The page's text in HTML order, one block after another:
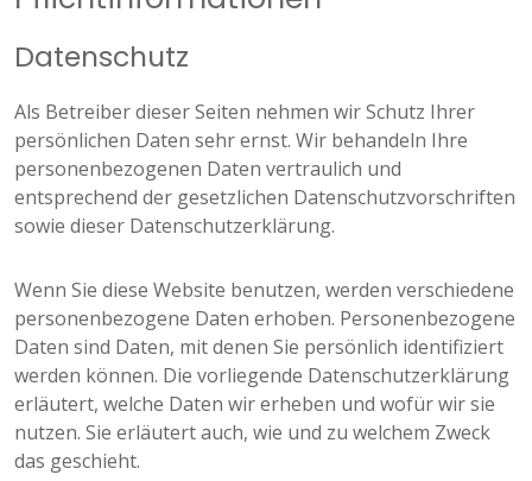
Datenschutz
Als Betreiber dieser Seiten nehmen wir Schutz Ihrer
persönlichen Daten sehr ernst. Wir behandeln Ihre
personenbezogenen Daten vertraulich und
entsprechend der gesetzlichen Datenschutzvorschriften
sowie dieser Datenschutzerklärung.
Wenn Sie diese Website benutzen, werden verschiedene
personenbezogene Daten erhoben. Personenbezogene
Daten sind Daten, mit denen Sie persönlich identifiziert
werden können. Die vorliegende Datenschutzerklärung
erläutert, welche Daten wir erheben und wofür wir sie
nutzen. Sie erläutert auch, wie und zu welchem Zweck
das geschieht.